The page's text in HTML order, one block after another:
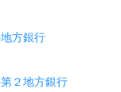
方銀行
２地方銀行